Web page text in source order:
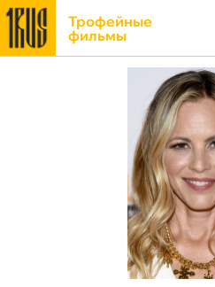
Трофейные
фильмы